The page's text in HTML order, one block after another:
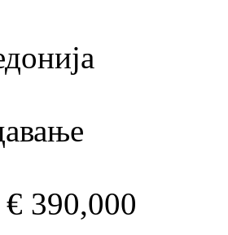
390,000